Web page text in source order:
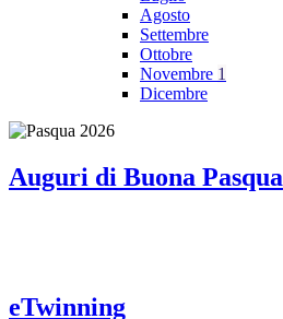
Agosto
Settembre
Ottobre
Novembre 1
Dicembre
Auguri di Buona Pasqua
eTwinning